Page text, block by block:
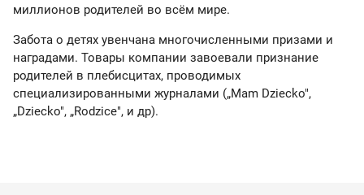
миллионов родителей во всём мире.
Забота о детях увенчана многочисленными призами и
наградами. Товары компании завоевали признание
родителей в плебисцитах, проводимых
специализированными журналами („Mam Dziecko",
„Dziecko", „Rodzice", и др).